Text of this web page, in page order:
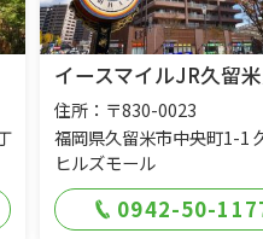
イースマイルJR久留
住所：〒830-0023
福岡県久留米市中央町1-1
ヒルズモール
0942-50-